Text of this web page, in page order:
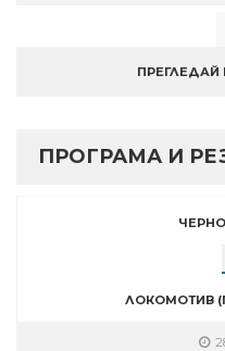
ПРЕГЛЕДАЙ
ПРОГРАМА И
ЛОКОМОТИВ